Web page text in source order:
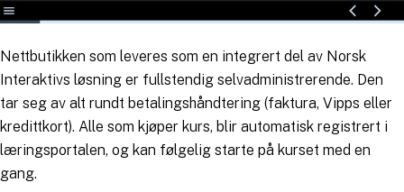
Nettbutikken som leveres som en integrert del av Norsk
Interaktivs løsning er fullstendig selvadministrerende. Den
tar seg av alt rundt betalingshåndtering (faktura, Vipps eller
kredittkort). Alle som kjøper kurs, blir automatisk registrert i
læringsportalen, og kan følgelig starte på kurset med en
gang.